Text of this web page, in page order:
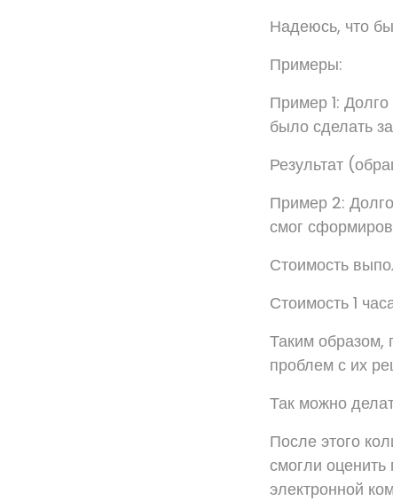
Надеюсь, что
Примеры:
Пример 1:
было сделать
Результат
Пример 2:
смог
Стоимость
Стоимость 1
Таким образом,
проблем с их
Так можно
После этого
смогли
электронной